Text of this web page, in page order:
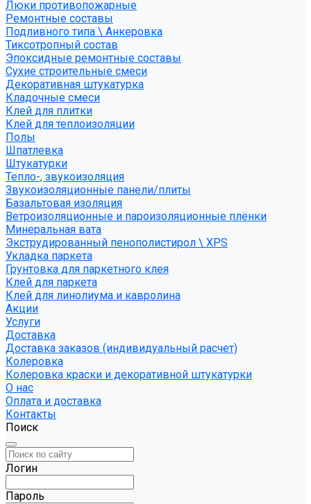
Люки противопожарные
Ремонтные составы
Подливного типа \ Анкеровка
Тиксотропный состав
Эпоксидные ремонтные составы
Сухие строительные смеси
Декоративная штукатурка
Кладочные смеси
Клей для плитки
Клей для теплоизоляции
Полы
Шпатлевка
Штукатурки
Тепло-, звукоизоляция
Звукоизоляционные панели/плиты
Базальтовая изоляция
Ветроизоляционные и пароизоляционные плёнки
Минеральная вата
Экструдированный пенополистирол \ XPS
Укладка паркета
Грунтовка для паркетного клея
Клей для паркета
Клей для линолиума и кавролина
Акции
Услуги
Доставка
Доставка заказов (индивидуальный расчет)
Колеровка
Колеровка краски и декоративной штукатурки
О нас
Оплата и доставка
Контакты
Поиск
Логин
Пароль